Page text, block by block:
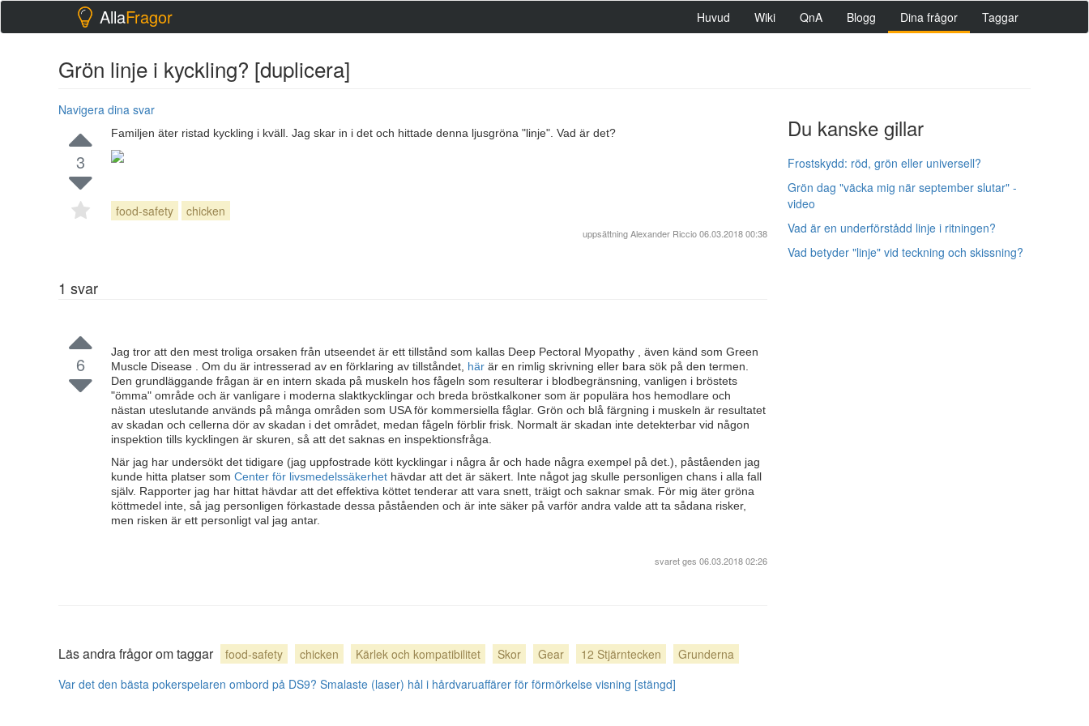
AllaFragor Huvud Wiki QnA Blogg Dina frågor Taggar
Grön linje i kyckling? [duplicera]
Navigera dina svar
Du kanske gillar
Frostskydd: röd, grön eller universell?
Grön dag "väcka mig när september slutar" -
video
Vad är en underförstådd linje i ritningen?
Vad betyder "linje" vid teckning och skissning?
3
Familjen äter ristad kyckling i kväll. Jag skar in i det och hittade denna ljusgröna "linje". Vad är det?
food-safety chicken
uppsättningAlexander Riccio06.03.2018 00:38
1 svar
6
Jag tror att den mest troliga orsaken från utseendet är ett tillstånd som kallas Deep Pectoral Myopathy , även känd som Green
Muscle Disease . Om du är intresserad av en förklaring av tillståndet, här är en rimlig skrivning eller bara sök på den termen.
Den grundläggande frågan är en intern skada på muskeln hos fågeln som resulterar i blodbegränsning, vanligen i bröstets
"ömma" område och är vanligare i moderna slaktkycklingar och breda bröstkalkoner som är populära hos hemodlare och
nästan uteslutande används på många områden som USA för kommersiella fåglar. Grön och blå färgning i muskeln är resultatet
av skadan och cellerna dör av skadan i det området, medan fågeln förblir frisk. Normalt är skadan inte detekterbar vid någon
inspektion tills kycklingen är skuren, så att det saknas en inspektionsfråga.
När jag har undersökt det tidigare (jag uppfostrade kött kycklingar i några år och hade några exempel på det.), påståenden jag
kunde hitta platser som Center för livsmedelssäkerhet hävdar att det är säkert. Inte något jag skulle personligen chans i alla fall
själv. Rapporter jag har hittat hävdar att det effektiva köttet tenderar att vara snett, träigt och saknar smak. För mig äter gröna
köttmedel inte, så jag personligen förkastade dessa påståenden och är inte säker på varför andra valde att ta sådana risker,
men risken är ett personligt val jag antar.
svaret ges 06.03.2018 02:26
Läs andra frågor om taggar food-safety chicken Kärlek och kompatibilitet Skor Gear 12 Stjärntecken
Grunderna
Var det den bästa pokerspelaren ombord på DS9? Smalaste (laser) hål i hårdvaruaffärer för förmörkelse visning [stängd]